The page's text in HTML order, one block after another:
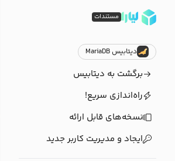
مستندات
دیتابیس MariaDB
برگشت به دیتابیس
راه‌اندازی سریع!
نسخه‌های قابل ارائه
ایجاد و مدیریت کاربر جدید